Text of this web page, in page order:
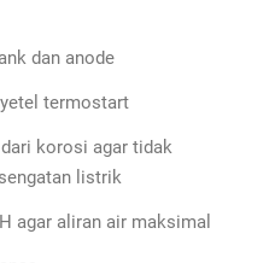
dan anode
termostart
korosi agar tidak
listrik
agar aliran air maksimal